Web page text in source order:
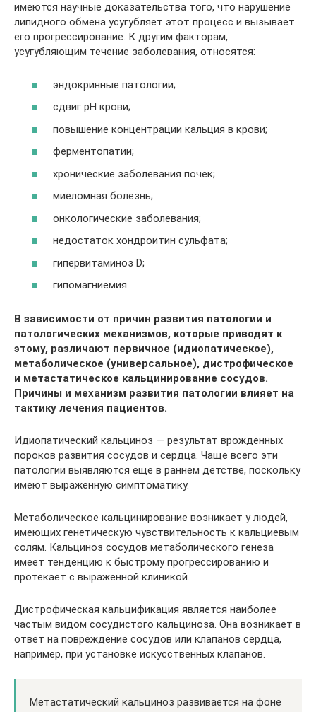
имеются научные доказательства того, что нарушение
липидного обмена усугубляет этот процесс и вызывает
его прогрессирование. К другим факторам,
усугубляющим течение заболевания, относятся:
эндокринные патологии;
сдвиг рН крови;
повышение концентрации кальция в крови;
ферментопатии;
хронические заболевания почек;
миеломная болезнь;
онкологические заболевания;
недостаток хондроитин сульфата;
гипервитаминоз D;
гипомагниемия.
В зависимости от причин развития патологии и
патологических механизмов, которые приводят к
этому, различают первичное (идиопатическое),
метаболическое (универсальное), дистрофическое
и метастатическое кальцинирование сосудов.
Причины и механизм развития патологии влияет на
тактику лечения пациентов.
Идиопатический кальциноз — результат врожденных
пороков развития сосудов и сердца. Чаще всего эти
патологии выявляются еще в раннем детстве, поскольку
имеют выраженную симптоматику.
Метаболическое кальцинирование возникает у людей,
имеющих генетическую чувствительность к кальциевым
солям. Кальциноз сосудов метаболического генеза
имеет тенденцию к быстрому прогрессированию и
протекает с выраженной клиникой.
Дистрофическая кальцификация является наиболее
частым видом сосудистого кальциноза. Она возникает в
ответ на повреждение сосудов или клапанов сердца,
например, при установке искусственных клапанов.
Метастатический кальциноз развивается на фоне